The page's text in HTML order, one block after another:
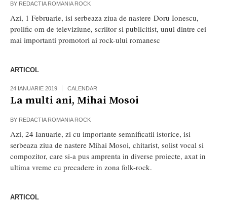
BY REDACTIA ROMANIA ROCK
Azi, 1 Februarie, isi serbeaza ziua de nastere Doru Ionescu,
prolific om de televiziune, scriitor si publicitist, unul dintre cei
mai importanti promotori ai rock-ului romanesc
ARTICOL
24 IANUARIE 2019 CALENDAR
La multi ani, Mihai Mosoi
BY REDACTIA ROMANIA ROCK
Azi, 24 Ianuarie, zi cu importante semnificatii istorice, isi
serbeaza ziua de nastere Mihai Mosoi, chitarist, solist vocal si
compozitor, care si-a pus amprenta in diverse proiecte, axat in
ultima vreme cu precadere in zona folk-rock.
ARTICOL